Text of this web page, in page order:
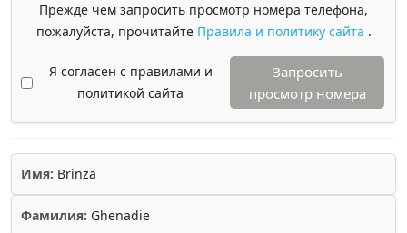
Прежде чем запросить просмотр номера телефона,
пожалуйста, прочитайте Правила и политику сайта .
Я согласен с правилами и
политикой сайта
Запросить
просмотр номера
Имя: Brinza
Фамилия: Ghenadie